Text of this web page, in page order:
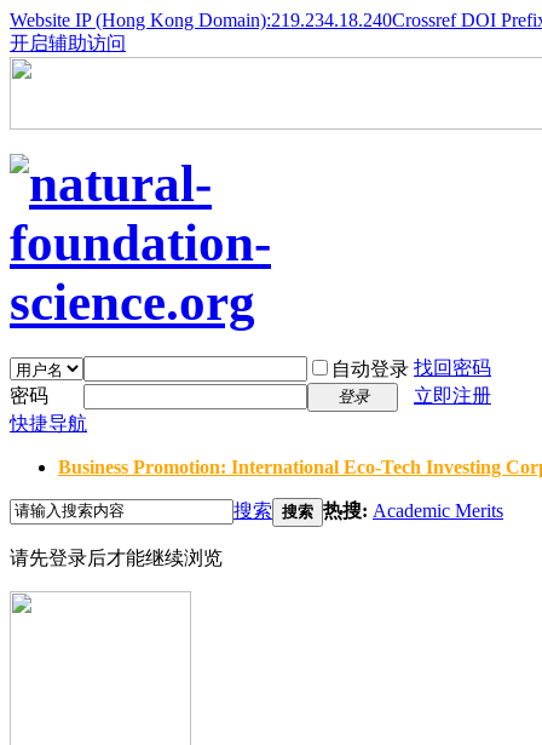
Website IP (Hong Kong Domain):219.234.18.240Crossref DOI
开启辅助访问
自动登录 找回密码
密码
登录
立即注册
快捷导航
Business Promotion: International Eco-Tech Investing
搜索 搜索 热搜: Academic Merits
请先登录后才能继续浏览